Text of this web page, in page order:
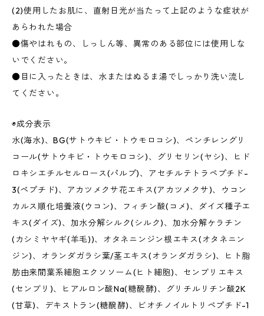
(2)使用したお肌に、直射日光が当たって上記のような症状が
あらわれた場合
●傷やはれもの、しっしん等、異常のある部位には使用しな
いでください。
●目に入ったときは、水またはぬるま湯でしっかり洗い流し
てください。
◉成分表示
水(海水)、BG(サトウキビ・トウモロコシ)、ペンチレングリ
コール(サトウキビ・トウモロコシ)、グリセリン(ヤシ)、ヒド
ロキシエチルセルロース(パルプ)、アセチルテトラペプチド-
3(ペプチド)、アカツメクサ花エキス(アカツメクサ)、ウコン
カルス順化培養液(ウコン)、フィチン酸(コメ)、ダイズ種子エ
キス(ダイズ)、加水分解シルク(シルク)、加水分解ケラチン
(カシミヤヤギ(羊毛))、オタネニンジン根エキス(オタネニン
ジン)、オランダガラシ葉/茎エキス(オランダガラシ)、ヒト脂
肪由来間葉系細胞エクソソーム(ヒト細胞)、センブリエキス
(センブリ)、ヒアルロン酸Na(糖醗酵)、グリチルリチン酸2K
(甘草)、デキストラン(糖醗酵)、ビオチノイルトリペプチド-1